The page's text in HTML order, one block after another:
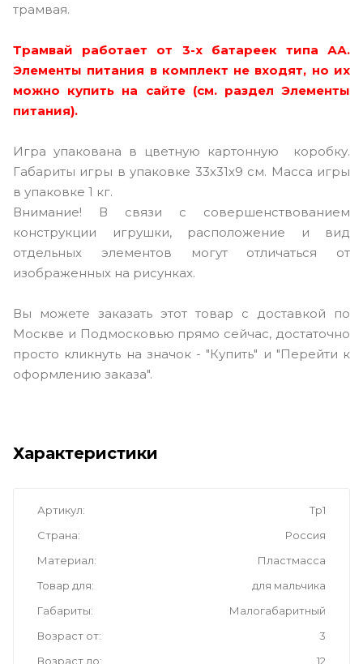
трамвая.
Трамвай работает от 3-х батареек типа АА.
Элементы питания в комплект не входят, но их
можно купить на сайте (см. раздел Элементы
питания).
Игра упакована в цветную картонную коробку.
Габариты игры в упаковке 33х31х9 см. Масса игры
в упаковке 1 кг.
Внимание! В связи с совершенствованием
конструкции игрушки, расположение и вид
отдельных элементов могут отличаться от
изображенных на рисунках.
Вы можете заказать этот товар с доставкой по
Москве и Подмосковью прямо сейчас, достаточно
просто кликнуть на значок - "Купить" и "Перейти к
оформлению заказа".
Характеристики
Артикул
Тр1
Страна
Россия
Материал
Пластмасса
Товар для
для мальчика
Габариты
Малогабаритный
Возраст от
3
Возраст до
12